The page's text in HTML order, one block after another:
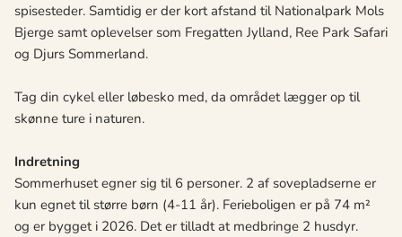
spisesteder. Samtidig er der kort afstand til Nationalpark Mols
Bjerge samt oplevelser som Fregatten Jylland, Ree Park Safari
og Djurs Sommerland.
Tag din cykel eller løbesko med, da området lægger op til
skønne ture i naturen.
Indretning
Sommerhuset egner sig til 6 personer. 2 af sovepladserne er
kun egnet til større børn (4-11 år). Ferieboligen er på 74 m²
og er bygget i 2026. Det er tilladt at medbringe 2 husdyr.